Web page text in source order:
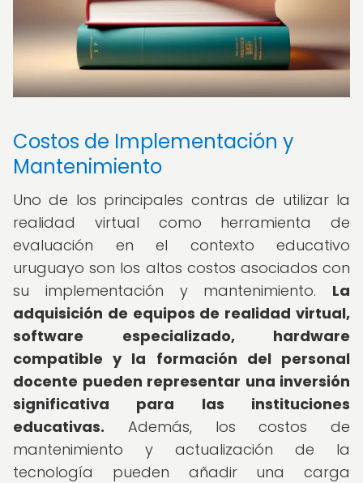
Costos de Implementación y
Mantenimiento
Uno de los principales contras de utilizar la
realidad virtual como herramienta de
evaluación en el contexto educativo
uruguayo son los altos costos asociados con
su implementación y mantenimiento. La
adquisición de equipos de realidad virtual,
software especializado, hardware
compatible y la formación del personal
docente pueden representar una inversión
significativa para las instituciones
educativas. Además, los costos de
mantenimiento y actualización de la
tecnología pueden añadir una carga